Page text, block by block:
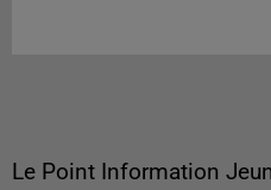
Le Point Information